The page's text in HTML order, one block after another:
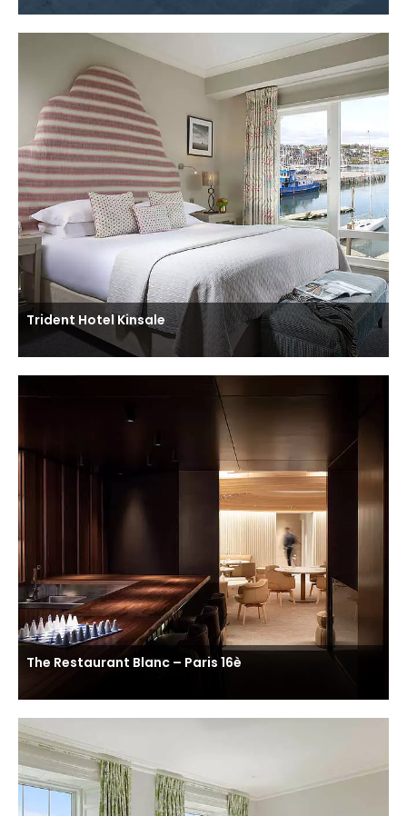
Trident Hotel Kinsale
The Restaurant Blanc – Paris 16è